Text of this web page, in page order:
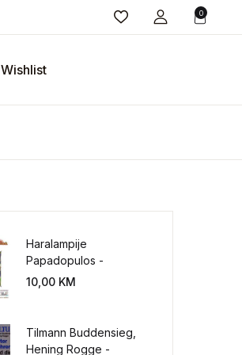
0
Wishlist
Haralampije
Papadopulos -
Poverenje: sloboda od
10,00 KM
Tilmann Buddensieg,
Hening Rogge -